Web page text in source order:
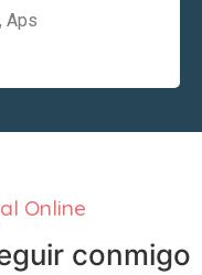
Aps
Online
conmigo